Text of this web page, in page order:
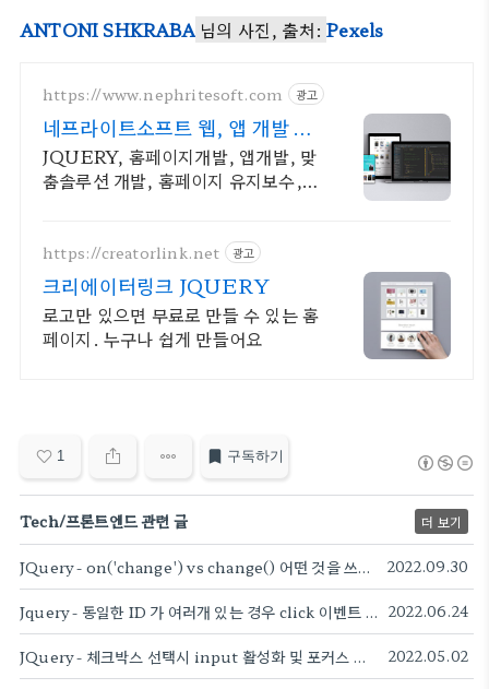
ANTONI SHKRABA 님의 사진, 출처: Pexels
https://www.nephritesoft.com 광고
네프라이트소프트 웹, 앱 개발 전
문업체
JQUERY, 홈페이지개발, 앱개발, 맞
춤솔루션 개발, 홈페이지 유지보수,
https://creatorlink.net 광고
크리에이터링크 JQUERY
로고만 있으면 무료로 만들 수 있는 홈
페이지. 누구나 쉽게 만들어요
1 구독하기
Tech/프론트엔드 관련 글 더 보기
JQuery - on('change') vs change() 어떤 것을 쓰나? 2022.09.30
Jquery - 동일한 ID 가 여러개 있는 경우 click 이벤트 다 받기 2022.06.24
JQuery - 체크박스 선택시 input 활성화 및 포커스 주기 2022.05.02